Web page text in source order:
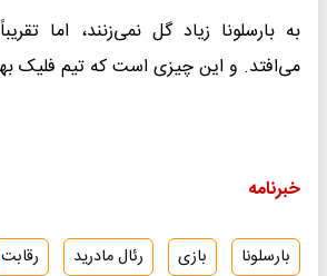
به بارسلونا زیاد گل نمی‌زنند، اما
می‌افتد. و این چیزی است که تیم فلیک
خبرنامه
بارسلونا بازی رئال مادرید رقابت